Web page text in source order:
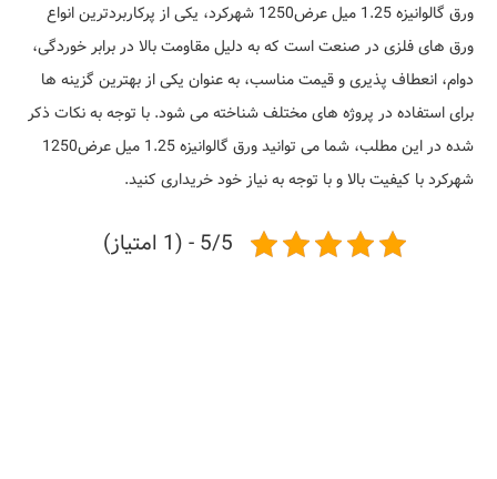
ورق گالوانیزه 1.25 میل عرض1250 شهرکرد، یکی از پرکاربردترین انواع
ورق های فلزی در صنعت است که به دلیل مقاومت بالا در برابر خوردگی،
دوام، انعطاف پذیری و قیمت مناسب، به عنوان یکی از بهترین گزینه ها
برای استفاده در پروژه های مختلف شناخته می شود. با توجه به نکات ذکر
شده در این مطلب، شما می توانید ورق گالوانیزه 1.25 میل عرض1250
شهرکرد با کیفیت بالا و با توجه به نیاز خود خریداری کنید.
5/5 - (1 امتیاز)